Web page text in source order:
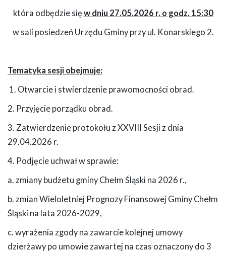
która odbędzie się w dniu 27.05.2026 r. o godz. 15:30
w sali posiedzeń Urzędu Gminy przy ul. Konarskiego 2.
Tematyka sesji obejmuje:
1. Otwarcie i stwierdzenie prawomocności obrad.
2. Przyjęcie porządku obrad.
3. Zatwierdzenie protokołu z XXVIII Sesji z dnia
29.04.2026 r.
4. Podjęcie uchwał w sprawie:
a. zmiany budżetu gminy Chełm Śląski na 2026 r.,
b. zmian Wieloletniej Prognozy Finansowej Gminy Chełm
Śląski na lata 2026-2029,
c. wyrażenia zgody na zawarcie kolejnej umowy
dzierżawy po umowie zawartej na czas oznaczony do 3